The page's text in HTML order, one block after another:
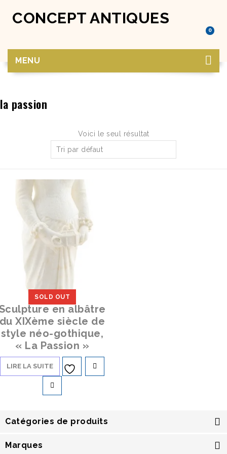
CONCEPT ANTIQUES
0
MENU
la passion
Voici le seul résultat
Tri par défaut
SOLD OUT
en albâtre
XIXème siècle de
style néo-gothique,
« La Passion »
LIRE LA SUITE
Catégories de produits
Marques